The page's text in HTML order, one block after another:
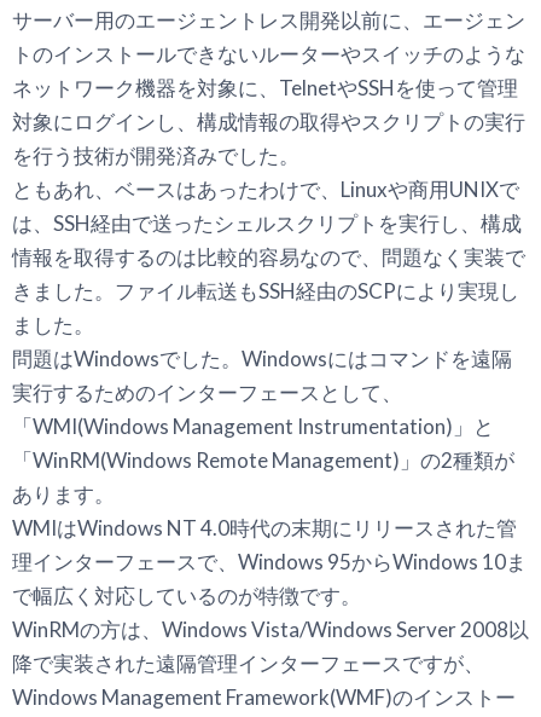
サーバー用のエージェントレス開発以前に、エージェン
トのインストールできないルーターやスイッチのような
ネットワーク機器を対象に、TelnetやSSHを使って管理
対象にログインし、構成情報の取得やスクリプトの実行
を行う技術が開発済みでした。
ともあれ、ベースはあったわけで、Linuxや商用UNIXで
は、SSH経由で送ったシェルスクリプトを実行し、構成
情報を取得するのは比較的容易なので、問題なく実装で
きました。ファイル転送もSSH経由のSCPにより実現し
ました。
問題はWindowsでした。Windowsにはコマンドを遠隔
実行するためのインターフェースとして、
「WMI(Windows Management Instrumentation)」と
「WinRM(Windows Remote Management)」の2種類が
あります。
WMIはWindows NT 4.0時代の末期にリリースされた管
理インターフェースで、Windows 95からWindows 10ま
で幅広く対応しているのが特徴です。
WinRMの方は、Windows Vista/Windows Server 2008以
降で実装された遠隔管理インターフェースですが、
Windows Management Framework(WMF)のインストー